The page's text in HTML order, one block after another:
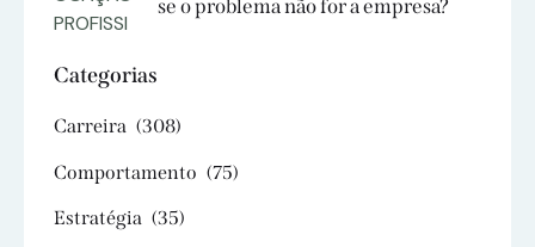
se o problema não for a empresa?
Categorias
Carreira (308)
Comportamento (75)
Estratégia (35)